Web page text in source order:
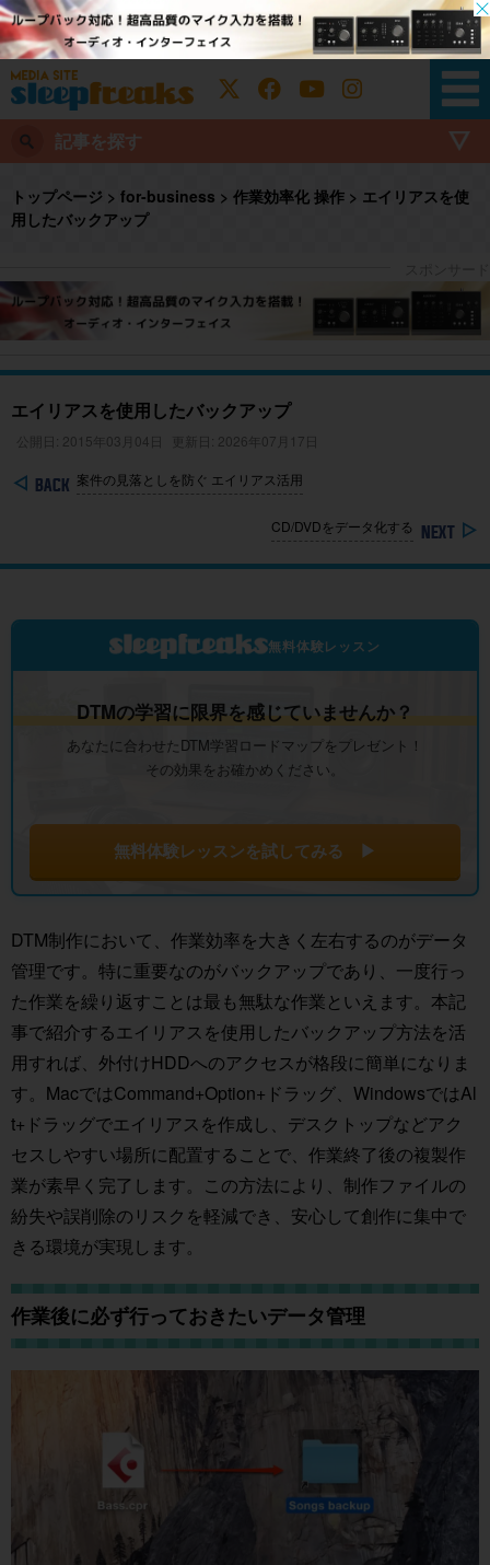
記事を探す
トップページ > for-business > 作業効率化 操作 > エイリアスを使
用したバックアップ
エイリアスを使用したバックアップ
公開日: 2015年03月04日 更新日: 2026年07月17日
案件の見落としを防ぐ エイリアス活用
CD/DVDをデータ化する
無料体験レッスン
DTMの学習に限界を感じていませんか？
あなたに合わせたDTM学習ロードマップをプレゼント！
その効果をお確かめください。
無料体験レッスンを試してみる ▶
DTM制作において、作業効率を大きく左右するのがデータ
管理です。特に重要なのがバックアップであり、一度行っ
た作業を繰り返すことは最も無駄な作業といえます。本記
事で紹介するエイリアスを使用したバックアップ方法を活
用すれば、外付けHDDへのアクセスが格段に簡単になりま
す。MacではCommand+Option+ドラッグ、WindowsではAl
t+ドラッグでエイリアスを作成し、デスクトップなどアク
セスしやすい場所に配置することで、作業終了後の複製作
業が素早く完了します。この方法により、制作ファイルの
紛失や誤削除のリスクを軽減でき、安心して創作に集中で
きる環境が実現します。
作業後に必ず行っておきたいデータ管理